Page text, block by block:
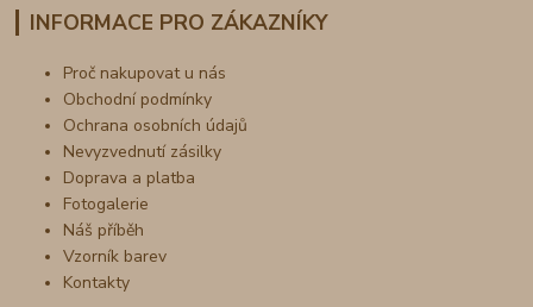
INFORMACE PRO ZÁKAZNÍKY
Proč nakupovat u nás
Obchodní podmínky
Ochrana osobních údajů
Nevyzvednutí zásilky
Doprava a platba
Fotogalerie
Náš příběh
Vzorník barev
Kontakty